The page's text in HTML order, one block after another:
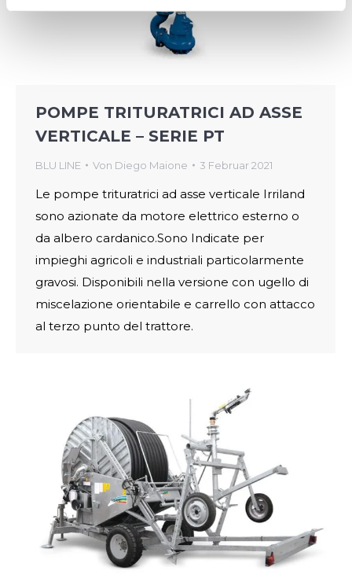
POMPE TRITURATRICI AD ASSE
VERTICALE – SERIE PT
BLU LINE Von Diego Maione 3 Februar 2021
Le pompe trituratrici ad asse verticale Irriland
sono azionate da motore elettrico esterno o
da albero cardanico.Sono Indicate per
impieghi agricoli e industriali particolarmente
gravosi. Disponibili nella versione con ugello di
miscelazione orientabile e carrello con attacco
al terzo punto del trattore.